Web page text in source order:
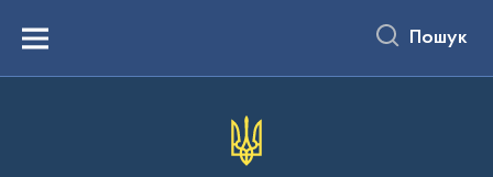
вмістуMenu Пошук